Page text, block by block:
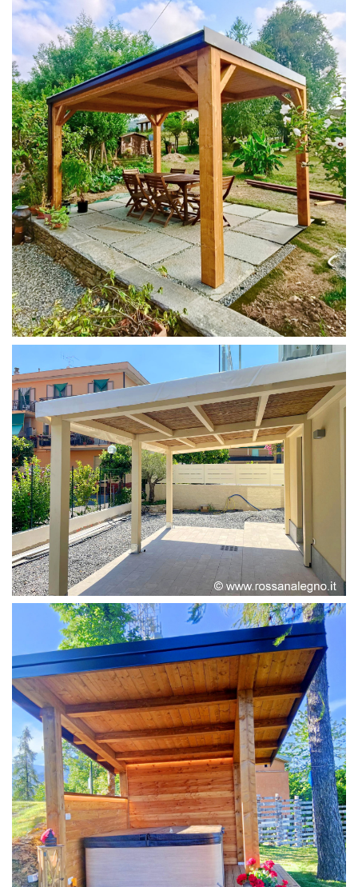
PERGOLA 4X3
PERGOLA ADOSSATA